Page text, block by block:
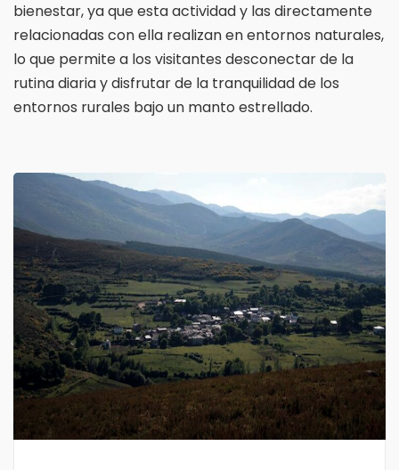
bienestar, ya que esta actividad y las directamente
relacionadas con ella realizan en entornos naturales,
lo que permite a los visitantes desconectar de la
rutina diaria y disfrutar de la tranquilidad de los
entornos rurales bajo un manto estrellado.